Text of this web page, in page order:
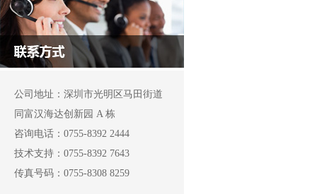
公司地址：深圳市光明区马田街道
同富汉海达创新园 A 栋
咨询电话：0755-8392 2444
技术支持：0755-8392 7643
传真号码：0755-8308 8259